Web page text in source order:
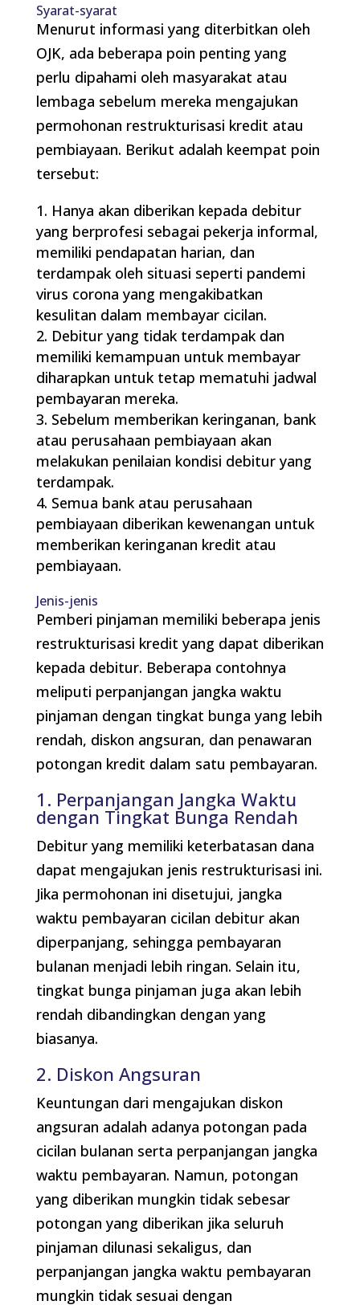
Syarat-syarat
Menurut informasi yang diterbitkan oleh
OJK, ada beberapa poin penting yang
perlu dipahami oleh masyarakat atau
lembaga sebelum mereka mengajukan
permohonan restrukturisasi kredit atau
pembiayaan. Berikut adalah keempat poin
tersebut:
Hanya akan diberikan kepada debitur
yang berprofesi sebagai pekerja informal,
memiliki pendapatan harian, dan
terdampak oleh situasi seperti pandemi
virus corona yang mengakibatkan
kesulitan dalam membayar cicilan.
Debitur yang tidak terdampak dan
memiliki kemampuan untuk membayar
diharapkan untuk tetap mematuhi jadwal
pembayaran mereka.
Sebelum memberikan keringanan, bank
atau perusahaan pembiayaan akan
melakukan penilaian kondisi debitur yang
terdampak.
Semua bank atau perusahaan
pembiayaan diberikan kewenangan untuk
memberikan keringanan kredit atau
pembiayaan.
Jenis-jenis
Pemberi pinjaman memiliki beberapa jenis
restrukturisasi kredit yang dapat diberikan
kepada debitur. Beberapa contohnya
meliputi perpanjangan jangka waktu
pinjaman dengan tingkat bunga yang lebih
rendah, diskon angsuran, dan penawaran
potongan kredit dalam satu pembayaran.
1. Perpanjangan Jangka Waktu
dengan Tingkat Bunga Rendah
Debitur yang memiliki keterbatasan dana
dapat mengajukan jenis restrukturisasi ini.
Jika permohonan ini disetujui, jangka
waktu pembayaran cicilan debitur akan
diperpanjang, sehingga pembayaran
bulanan menjadi lebih ringan. Selain itu,
tingkat bunga pinjaman juga akan lebih
rendah dibandingkan dengan yang
biasanya.
2. Diskon Angsuran
Keuntungan dari mengajukan diskon
angsuran adalah adanya potongan pada
cicilan bulanan serta perpanjangan jangka
waktu pembayaran. Namun, potongan
yang diberikan mungkin tidak sebesar
potongan yang diberikan jika seluruh
pinjaman dilunasi sekaligus, dan
perpanjangan jangka waktu pembayaran
mungkin tidak sesuai dengan